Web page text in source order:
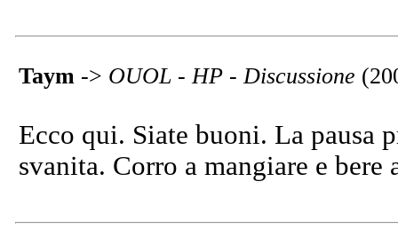
Taym -> OUOL - HP - Discussione
Ecco qui. Siate buoni. La pausa
svanita. Corro a mangiare e